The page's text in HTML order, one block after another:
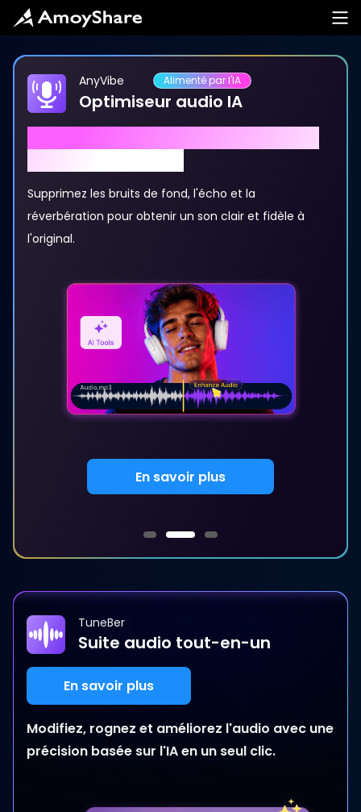
AnyVibe
Optimiseur audio IA
Alimenté par l'IA
Supprimez les bruits de fond, l'écho et la
réverbération pour obtenir un son clair et fidèle à
l'original.
En savoir plus
TuneBer
Suite audio tout-en-un
En savoir plus
Modifiez, rognez et améliorez l'audio avec une
précision basée sur l'IA en un seul clic.